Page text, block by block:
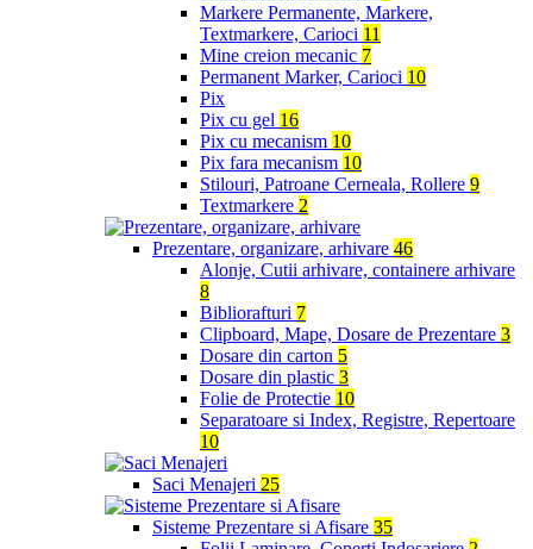
Markere Permanente, Markere,
Textmarkere, Carioci 11
Mine creion mecanic 7
Permanent Marker, Carioci 10
Pix
Pix cu gel 16
Pix cu mecanism 10
Pix fara mecanism 10
Stilouri, Patroane Cerneala, Rollere 9
Textmarkere 2
Prezentare, organizare, arhivare 46
Alonje, Cutii arhivare, containere arhivare
8
Bibliorafturi 7
Clipboard, Mape, Dosare de Prezentare 3
Dosare din carton 5
Dosare din plastic 3
Folie de Protectie 10
Separatoare si Index, Registre, Repertoare
10
Saci Menajeri 25
Sisteme Prezentare si Afisare 35